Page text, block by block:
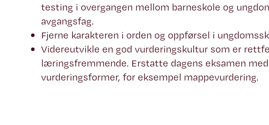
testing i overgangen mellom barneskole og
avgangsfag.
Fjerne karakteren i orden og oppførsel i
Videreutvikle en god vurderingskultur som er
læringsfremmende. Erstatte dagens eksamen
vurderingsformer, for eksempel mappevurdering.